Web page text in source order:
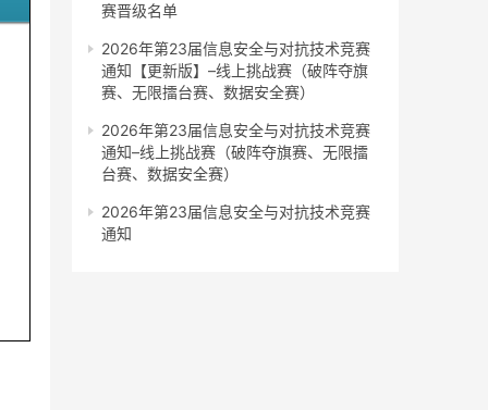
赛晋级名单
2026年第23届信息安全与对抗技术竞赛
通知【更新版】–线上挑战赛（破阵夺旗
赛、无限擂台赛、数据安全赛）
2026年第23届信息安全与对抗技术竞赛
通知–线上挑战赛（破阵夺旗赛、无限擂
台赛、数据安全赛）
2026年第23届信息安全与对抗技术竞赛
通知